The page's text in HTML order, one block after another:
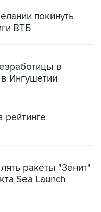
покинуть
ВТБ
в
Ингушетии
рейтинге
ракеты "Зенит"
Sea Launch